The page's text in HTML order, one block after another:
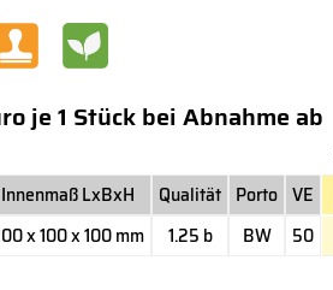
je 1 Stück bei Abnahme ab
Innenmaß LxBxH Qualität Porto VE
x 100 x 100 mm 1.25 b BW 50